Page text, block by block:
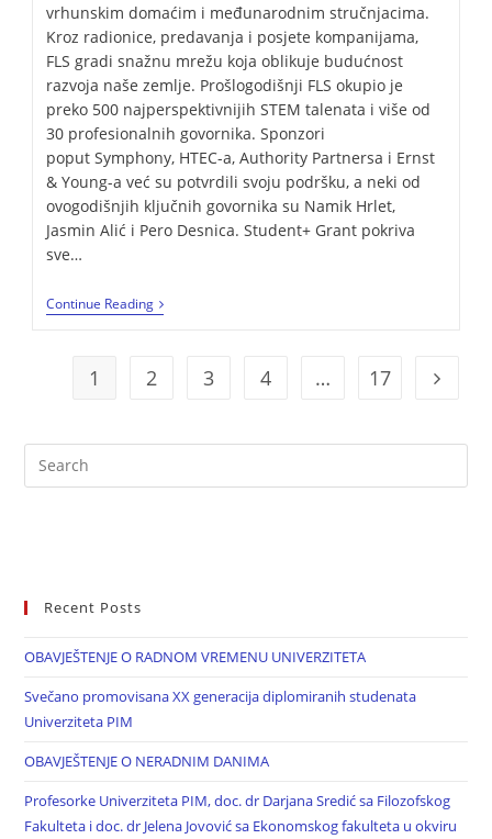
vrhunskim domaćim i međunarodnim stručnjacima.
Kroz radionice, predavanja i posjete kompanijama,
FLS gradi snažnu mrežu koja oblikuje budućnost
razvoja naše zemlje. Prošlogodišnji FLS okupio je
preko 500 najperspektivnijih STEM talenata i više od
30 profesionalnih govornika. Sponzori
poput Symphony, HTEC-a, Authority Partnersa i Ernst
& Young-a već su potvrdili svoju podršku, a neki od
ovogodišnjih ključnih govornika su Namik Hrlet,
Jasmin Alić i Pero Desnica. Student+ Grant pokriva
sve…
Continue Reading
1 2 3 4 … 17
Recent Posts
OBAVJEŠTENJE O RADNOM VREMENU UNIVERZITETA
Svečano promovisana XX generacija diplomiranih studenata
Univerziteta PIM
OBAVJEŠTENJE O NERADNIM DANIMA
Profesorke Univerziteta PIM, doc. dr Darjana Sredić sa Filozofskog
Fakulteta i doc. dr Jelena Jovović sa Ekonomskog fakulteta u okviru